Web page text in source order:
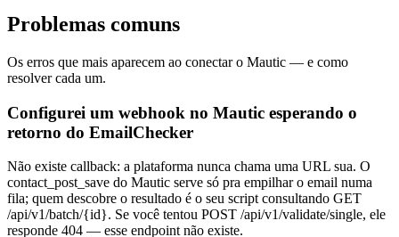
Problemas comuns
Os erros que mais aparecem ao conectar o Mautic — e como
resolver cada um.
Configurei um webhook no Mautic esperando o
retorno do EmailChecker
Não existe callback: a plataforma nunca chama uma URL sua. O
contact_post_save do Mautic serve só pra empilhar o email numa
fila; quem descobre o resultado é o seu script consultando GET
/api/v1/batch/{id}. Se você tentou POST /api/v1/validate/single, ele
responde 404 — esse endpoint não existe.